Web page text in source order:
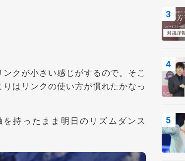
クが小さい感じがするので。そこ
はリンクの使い方が慣れたかなっ
持ったまま明日のリズムダンス